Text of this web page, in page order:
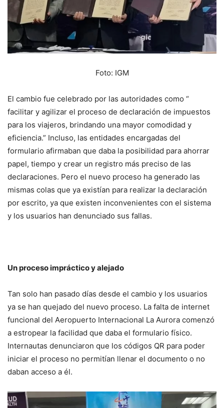
Foto: IGM
El cambio fue celebrado por las autoridades como “
facilitar y agilizar el proceso de declaración de impuestos
para los viajeros, brindando una mayor comodidad y
eficiencia.” Incluso, las entidades encargadas del
formulario afirmaban que daba la posibilidad para ahorrar
papel, tiempo y crear un registro más preciso de las
declaraciones. Pero el nuevo proceso ha generado las
mismas colas que ya existían para realizar la declaración
por escrito, ya que existen inconvenientes con el sistema
y los usuarios han denunciado sus fallas.
Un proceso impráctico y alejado
Tan solo han pasado días desde el cambio y los usuarios
ya se han quejado del nuevo proceso. La falta de internet
funcional del Aeropuerto Internacional La Aurora comenzó
a estropear la facilidad que daba el formulario físico.
Internautas denunciaron que los códigos QR para poder
iniciar el proceso no permitían llenar el documento o no
daban acceso a él.